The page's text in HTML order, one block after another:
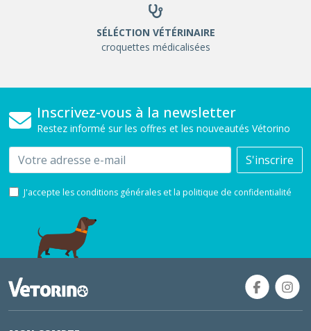
SÉLÉCTION VÉTÉRINAIRE
croquettes médicalisées
Inscrivez-vous à la newsletter
Restez informé sur les offres et les nouveautés Vétorino
Email S'inscrire
J'accepte les conditions générales et la politique de confidentialité